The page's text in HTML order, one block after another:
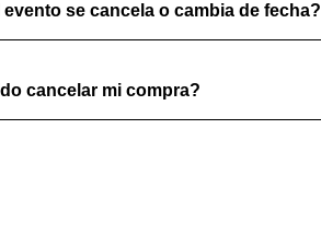
se cancela o cambia de fecha?
cancelar mi compra?